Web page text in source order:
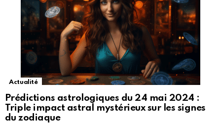
Actualité
Prédictions astrologiques du 24 mai 2024 :
Triple impact astral mystérieux sur les signes
du zodiaque